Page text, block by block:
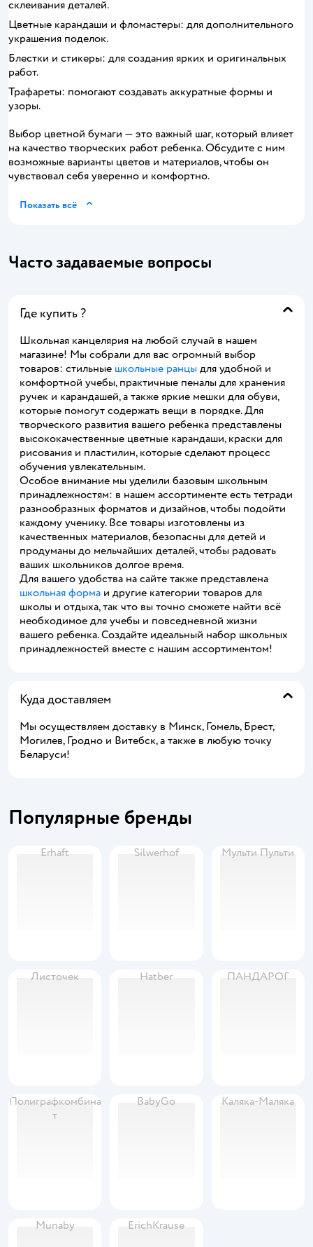
склеивания деталей.
Цветные карандаши и фломастеры: для дополнительного
украшения поделок.
Блестки и стикеры: для создания ярких и оригинальных
работ.
Трафареты: помогают создавать аккуратные формы и
узоры.
Выбор цветной бумаги — это важный шаг, который влияет
на качество творческих работ ребенка. Обсудите с ним
возможные варианты цветов и материалов, чтобы он
чувствовал себя уверенно и комфортно.
Показать всё
Часто задаваемые вопросы
Где купить ?
Школьная канцелярия на любой случай в нашем
магазине! Мы собрали для вас огромный выбор
товаров: стильные школьные ранцы для удобной и
комфортной учебы, практичные пеналы для хранения
ручек и карандашей, а также яркие мешки для обуви,
которые помогут содержать вещи в порядке. Для
творческого развития вашего ребенка представлены
высококачественные цветные карандаши, краски для
рисования и пластилин, которые сделают процесс
обучения увлекательным.
Особое внимание мы уделили базовым школьным
принадлежностям: в нашем ассортименте есть тетради
разнообразных форматов и дизайнов, чтобы подойти
каждому ученику. Все товары изготовлены из
качественных материалов, безопасны для детей и
продуманы до мельчайших деталей, чтобы радовать
ваших школьников долгое время.
Для вашего удобства на сайте также представлена
школьная форма и другие категории товаров для
школы и отдыха, так что вы точно сможете найти всё
необходимое для учебы и повседневной жизни
вашего ребенка. Создайте идеальный набор школьных
принадлежностей вместе с нашим ассортиментом!
Куда доставляем
Мы осуществляем доставку в Минск, Гомель, Брест,
Могилев, Гродно и Витебск, а также в любую точку
Беларуси!
Популярные бренды
Erhaft Silwerhof Мульти Пульти
Листочек Hatber ПАНДАРОГ
Полиграфкомбина
т
BabyGo Каляка-Маляка
Munaby ErichKrause